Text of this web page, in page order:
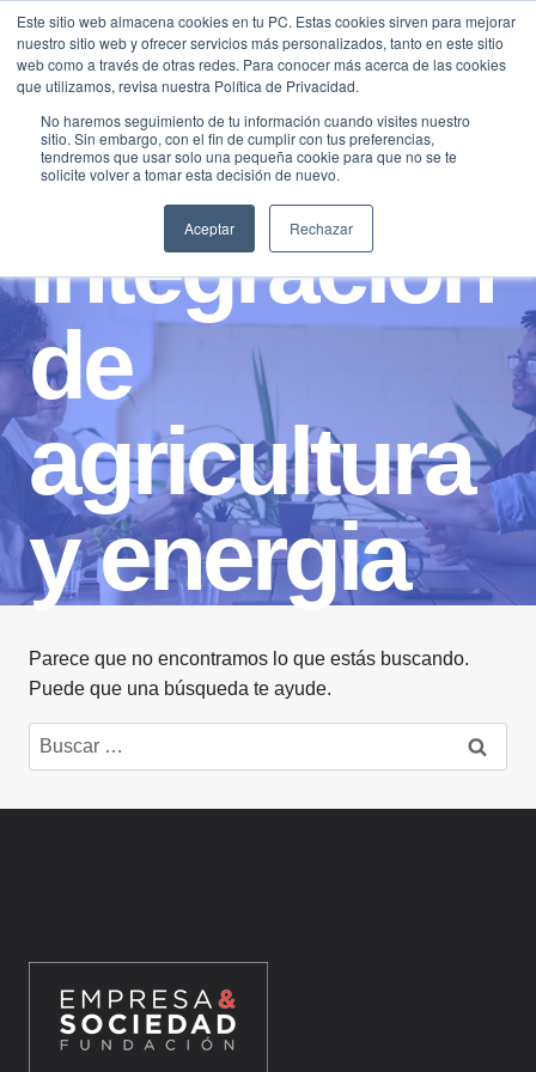
Este sitio web almacena cookies en tu PC. Estas cookies sirven para mejorar
nuestro sitio web y ofrecer servicios más personalizados, tanto en este sitio
web como a través de otras redes. Para conocer más acerca de las cookies
que utilizamos, revisa nuestra Política de Privacidad.
No haremos seguimiento de tu información cuando visites nuestro
sitio. Sin embargo, con el fin de cumplir con tus preferencias,
tendremos que usar solo una pequeña cookie para que no se te
solicite volver a tomar esta decisión de nuevo.
Aceptar Rechazar
Saltar
contenido
integracion
de
agricultura
y energia
Parece que no encontramos lo que estás buscando.
Puede que una búsqueda te ayude.
Buscar:
Traducir »